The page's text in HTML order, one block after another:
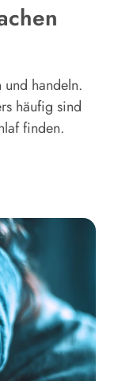
und handeln.
häufig sind
finden.